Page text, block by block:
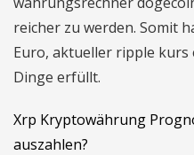
reicher zu werden. Somit
Euro, aktueller ripple kurs
Dinge erfüllt.
Xrp Kryptowährung
auszahlen?